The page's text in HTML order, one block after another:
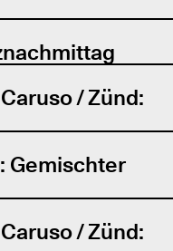
/ Zünd:
Gemischter
/ Zünd: